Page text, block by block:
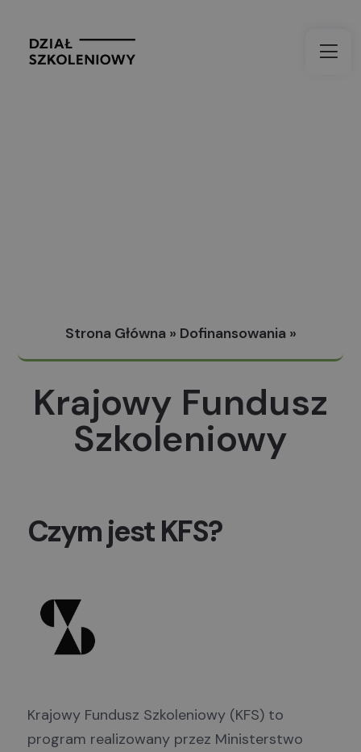
Strona Główna » Dofinansowania »
Krajowy Fundusz Szkoleniowy (KFS)
Krajowy Fundusz
Szkoleniowy
Czym jest KFS?
Krajowy Fundusz Szkoleniowy (KFS) to
program realizowany przez Ministerstwo